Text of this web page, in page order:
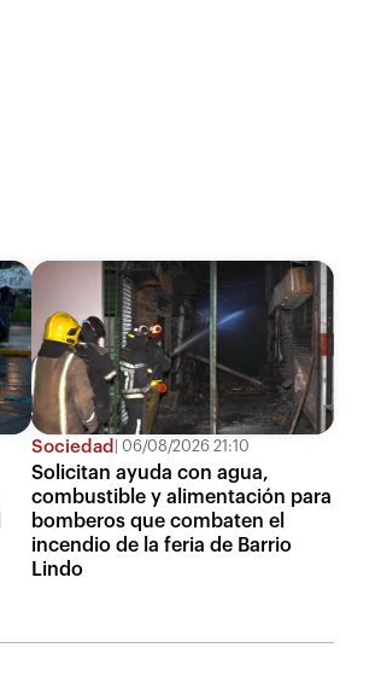
Sociedad 06/08/2026 21:10
Solicitan ayuda con agua,
combustible y alimentación para
bomberos que combaten el
incendio de la feria de Barrio
Lindo